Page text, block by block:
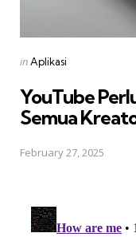
Posted
inAplikasi
YouTube
Semua
February 27, 2025